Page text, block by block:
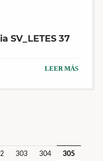
SV_LETES 37
LEER MÁS
303 304 305